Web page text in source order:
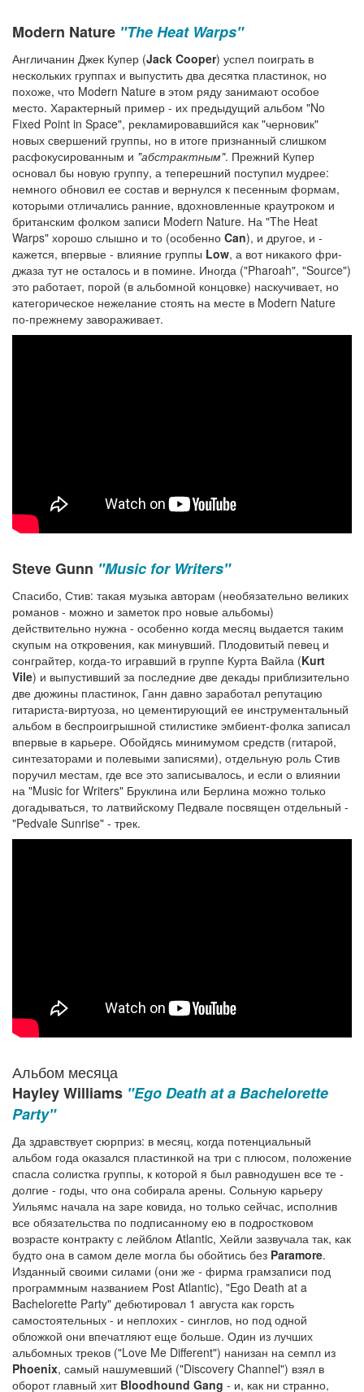
Modern Nature "The Heat Warps"
Англичанин Джек Купер (Jack Cooper) успел поиграть в
нескольких группах и выпустить два десятка пластинок, но
похоже, что Modern Nature в этом ряду занимают особое
место. Характерный пример - их предыдущий альбом "No
Fixed Point in Space", рекламировавшийся как "черновик"
новых свершений группы, но в итоге признанный слишком
расфокусированным и "абстрактным". Прежний Купер
основал бы новую группу, а теперешний поступил мудрее:
немного обновил ее состав и вернулся к песенным формам,
которыми отличались ранние, вдохновленные краутроком и
британским фолком записи Modern Nature. На "The Heat
Warps" хорошо слышно и то (особенно Can), и другое, и -
кажется, впервые - влияние группы Low, а вот никакого фри-
джаза тут не осталось и в помине. Иногда ("Pharoah", "Source")
это работает, порой (в альбомной концовке) наскучивает, но
категорическое нежелание стоять на месте в Modern Nature
по-прежнему завораживает.
Steve Gunn "Music for Writers"
Спасибо, Стив: такая музыка авторам (необязательно великих
романов - можно и заметок про новые альбомы)
действительно нужна - особенно когда месяц выдается таким
скупым на откровения, как минувший. Плодовитый певец и
сонграйтер, когда-то игравший в группе Курта Вайла (Kurt
Vile) и выпустивший за последние две декады приблизительно
две дюжины пластинок, Ганн давно заработал репутацию
гитариста-виртуоза, но цементирующий ее инструментальный
альбом в беспроигрышной стилистике эмбиент-фолка записал
впервые в карьере. Обойдясь минимумом средств (гитарой,
синтезаторами и полевыми записями), отдельную роль Стив
поручил местам, где все это записывалось, и если о влиянии
на "Music for Writers" Бруклина или Берлина можно только
догадываться, то латвийскому Педвале посвящен отдельный -
"Pedvale Sunrise" - трек.
Альбом месяца
Hayley Williams "Ego Death at a Bachelorette
Party"
Да здравствует сюрприз: в месяц, когда потенциальный
альбом года оказался пластинкой на три с плюсом, положение
спасла солистка группы, к которой я был равнодушен все те -
долгие - годы, что она собирала арены. Сольную карьеру
Уильямс начала на заре ковида, но только сейчас, исполнив
все обязательства по подписанному ею в подростковом
возрасте контракту с лейблом Atlantic, Хейли зазвучала так, как
будто она в самом деле могла бы обойтись без Paramore.
Изданный своими силами (они же - фирма грамзаписи под
программным названием Post Atlantic), "Ego Death at a
Bachelorette Party" дебютировал 1 августа как горсть
самостоятельных - и неплохих - синглов, но под одной
обложкой они впечатляют еще больше. Один из лучших
альбомных треков ("Love Me Different") нанизан на семпл из
Phoenix, самый нашумевший ("Discovery Channel") взял в
оборот главный хит Bloodhound Gang - и, как ни странно,